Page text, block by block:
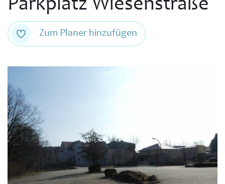
Parkplatz Wiesenstraße
Zum Planer hinzufügen